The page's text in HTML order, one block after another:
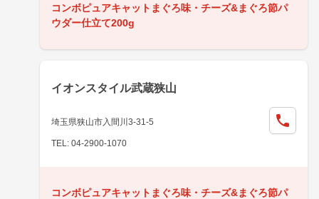
コンボピュアキャットまぐろ味・チーズ&まぐろ節パ
ウダー仕立て200g
イオンスタイル武蔵狭山
埼玉県狭山市入間川3-31-5
TEL: 04-2900-1070
コンボピュアキャットまぐろ味・チーズ&まぐろ節パ